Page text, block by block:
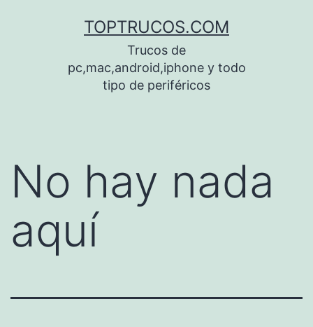
TOPTRUCOS.COM
Trucos de
pc,mac,android,iphone y todo
tipo de periféricos
No hay nada
aquí